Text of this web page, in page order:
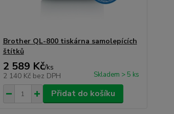
Brother QL-800 tiskárna samolepících
štítků
2 589 Kč/ks
2 140 Kč bez DPH Skladem > 5 ks
Přidat do košíku